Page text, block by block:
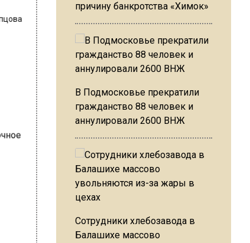
причину банкротства «Химок»
В Подмосковье прекратили
гражданство 88 человек и
аннулировали 2600 ВНЖ
Сотрудники хлебозавода в
Балашихе массово